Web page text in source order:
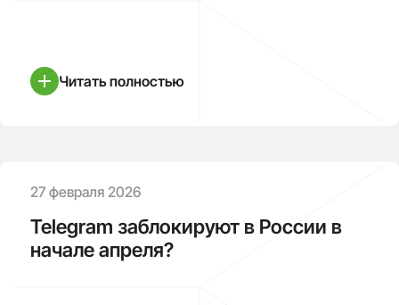
Читать полностью
27 февраля 2026
Telegram заблокируют в России в
начале апреля?